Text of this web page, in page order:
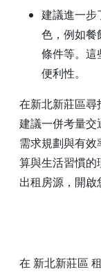
建議進一步
色，例如餐
條件等。這
便利性。
在新北新莊區
建議一併考量交
需求規劃與有
算與生活習慣的
出租房源，開啟
在 新北新莊區